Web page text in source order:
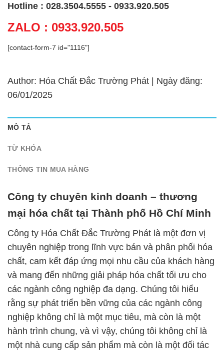
Hotline : 028.3504.5555 - 0933.920.505
ZALO : 0933.920.505
[contact-form-7 id="1116"]
Author: Hóa Chất Đắc Trường Phát | Ngày đăng:
06/01/2025
MÔ TẢ
TỪ KHÓA
THÔNG TIN MUA HÀNG
Công ty chuyên kinh doanh – thương
mại hóa chất tại Thành phố Hồ Chí Minh
Công ty Hóa Chất Đắc Trường Phát là một đơn vị
chuyên nghiệp trong lĩnh vực bán và phân phối hóa
chất, cam kết đáp ứng mọi nhu cầu của khách hàng
và mang đến những giải pháp hóa chất tối ưu cho
các ngành công nghiệp đa dạng. Chúng tôi hiểu
rằng sự phát triển bền vững của các ngành công
nghiệp không chỉ là một mục tiêu, mà còn là một
hành trình chung, và vì vậy, chúng tôi không chỉ là
một nhà cung cấp sản phẩm mà còn là một đối tác